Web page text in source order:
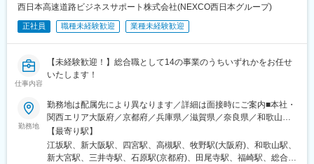
駅、阿倍野駅(阪堺線)、京橋駅(大阪府)、安治川口駅、なんば駅(地
下鉄)、鶴橋駅、今宮戎駅、十三駅、大阪城公園駅、門真南駅、心
斎橋駅、万博記念公園駅、堺筋本町駅、姫路駅、三ノ宮駅、城崎
温泉駅、西明石駅、花隈駅、加古川駅、三宮駅(神戸新交通)、甲子
園駅、尼崎駅(東海道本線)、中山寺駅、中八木駅、西神中央駅、宝
塚駅、京都駅、嵐山駅(京福線)、トロッコ嵯峨駅、稲荷駅、祇園四
条駅、烏丸御池駅、京阪山科駅、伏見稲荷駅、西木津駅、福知山
駅、大和西大寺駅、橿原神宮前駅、大和八木駅、天理駅、大和小
泉駅、高の原駅、桜井駅(奈良県)、信貴山下駅、尼ケ辻駅、田原本
駅、二階堂駅、松江しんじ湖温泉駅、米原駅、彦根駅、長浜駅、
守山駅、草津駅(滋賀県)、近江八幡駅、大津駅、京阪膳所駅、栗東
駅、南彦根駅、京阪石山駅、信楽駅、野洲駅、京阪大津京駅、和
西日本高速道路ビジネスサポート株式会社(NEXCO西日本グループ)
正社員 職種未経験歓迎 業種未経験歓迎
仕事内容
【未経験歓迎！】総合職として14の事業のうちいずれかをお任せ
いたします！
勤務地
勤務地は配属先により異なります／詳細は面接時にご案内■本社・
関西エリア大阪府／京都府／兵庫県／滋賀県／奈良県／和歌山県
本社：大阪府吹田市豊津町9-1 EDGE江坂16F関西支店：大阪市淀
川区宮原4-1-4 KDX新大阪ビル11F など■中国エリア広島県／岡
山県／鳥取県／島根県／山口県中国支店：広島県広島市南区京橋
【最寄り駅】
江坂駅、新大阪駅、四宮駅、高槻駅、牧野駅(大阪府)、和歌山駅、
新大宮駅、三井寺駅、石原駅(京都府)、田尾寺駅、福崎駅、総合運